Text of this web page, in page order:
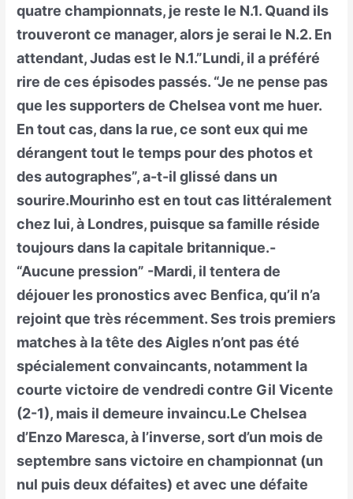
quatre championnats, je reste le N.1. Quand ils
trouveront ce manager, alors je serai le N.2. En
attendant, Judas est le N.1.”Lundi, il a préféré
rire de ces épisodes passés. “Je ne pense pas
que les supporters de Chelsea vont me huer.
En tout cas, dans la rue, ce sont eux qui me
dérangent tout le temps pour des photos et
des autographes”, a-t-il glissé dans un
sourire.Mourinho est en tout cas littéralement
chez lui, à Londres, puisque sa famille réside
toujours dans la capitale britannique.-
“Aucune pression” -Mardi, il tentera de
déjouer les pronostics avec Benfica, qu’il n’a
rejoint que très récemment. Ses trois premiers
matches à la tête des Aigles n’ont pas été
spécialement convaincants, notamment la
courte victoire de vendredi contre Gil Vicente
(2-1), mais il demeure invaincu.Le Chelsea
d’Enzo Maresca, à l’inverse, sort d’un mois de
septembre sans victoire en championnat (un
nul puis deux défaites) et avec une défaite